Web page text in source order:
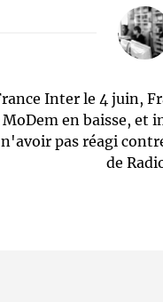
Inter le 4 juin,
en baisse, et
pas réagi
de